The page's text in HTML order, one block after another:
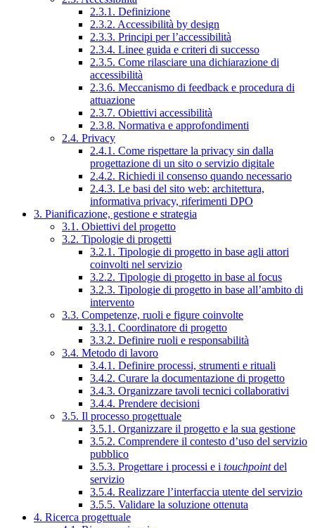
2.3.1. Definizione
2.3.2. Accessibilità by design
2.3.3. Principi per l’accessibilità
2.3.4. Linee guida e criteri di successo
2.3.5. Come rilasciare una dichiarazione di
accessibilità
2.3.6. Meccanismo di feedback e procedura di
attuazione
2.3.7. Obiettivi accessibilità
2.3.8. Normativa e approfondimenti
2.4. Privacy
2.4.1. Come rispettare la privacy sin dalla
progettazione di un sito o servizio digitale
2.4.2. Richiedi il consenso quando necessario
2.4.3. Le basi del sito web: architettura,
informativa privacy, riferimenti DPO
3. Pianificazione, gestione e strategia
3.1. Obiettivi del progetto
3.2. Tipologie di progetti
3.2.1. Tipologie di progetto in base agli attori
coinvolti nel servizio
3.2.2. Tipologie di progetto in base al focus
3.2.3. Tipologie di progetto in base all’ambito di
intervento
3.3. Competenze, ruoli e figure coinvolte
3.3.1. Coordinatore di progetto
3.3.2. Definire ruoli e responsabilità
3.4. Metodo di lavoro
3.4.1. Definire processi, strumenti e rituali
3.4.2. Curare la documentazione di progetto
3.4.3. Organizzare tavoli tecnici collaborativi
3.4.4. Prendere decisioni
3.5. Il processo progettuale
3.5.1. Organizzare il progetto e la sua gestione
3.5.2. Comprendere il contesto d’uso del servizio
pubblico
3.5.3. Progettare i processi e i touchpointdel
servizio
3.5.4. Realizzare l’interfaccia utente del servizio
3.5.5. Validare la soluzione ottenuta
4. Ricerca progettuale